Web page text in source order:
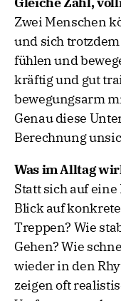
Zwei Menschen
und sich
fühlen und
kräftig und gut
bewegungsarm
Genau diese
Berechnung
Was im Alltag
Statt sich auf
Blick auf
Treppen? Wie
Gehen? Wie
wieder in den
zeigen oft